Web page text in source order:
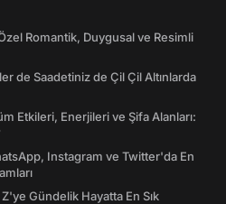
Romantik, Duygusal ve Resimli
de Saadetiniz de Çil Çil Altınlarda
Etkileri, Enerjileri ve Şifa Alanları:
Instagram ve Twitter'da En
Gündelik Hayatta En Sık